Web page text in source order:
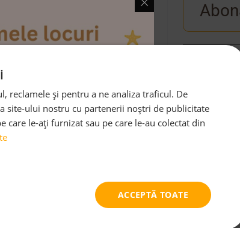
de subiectul ”Comunicare”
acestui demers încercăm să
Aici cresc
Creștem
Educație
Excelență
reclamele și pentru a ne analiza traficul. De
site-ului nostru cu partenerii noștri de publicitate
care le-ați furnizat sau pe care le-au colectat din
ACCEPTĂ TOATE